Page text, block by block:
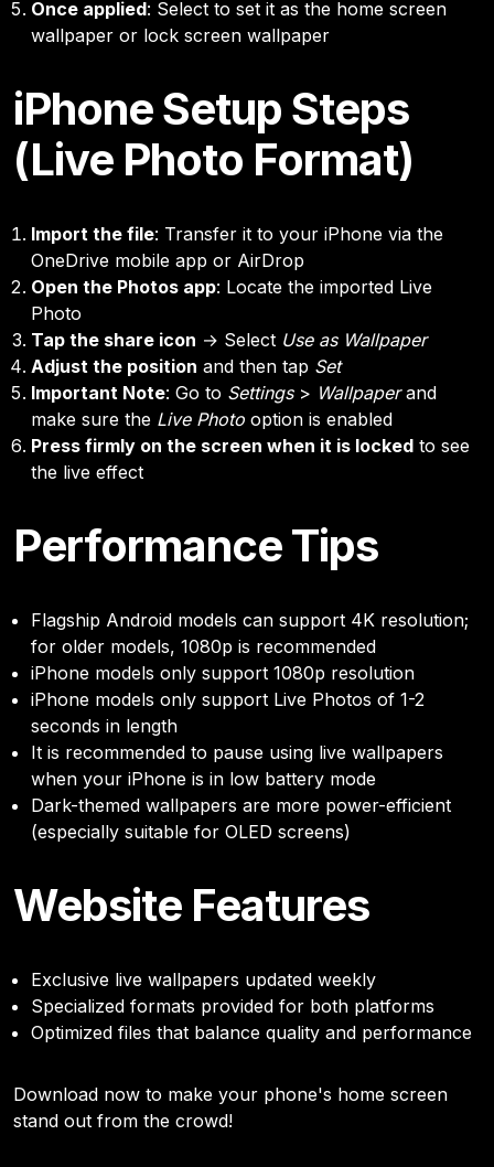
Once applied: Select to set it as the home screen
wallpaper or lock screen wallpaper
iPhone Setup Steps
(Live Photo Format)
Import the file: Transfer it to your iPhone via the
OneDrive mobile app or AirDrop
Open the Photos app: Locate the imported Live
Photo
Tap the share icon → Select Use as Wallpaper
Adjust the position and then tap Set
Important Note: Go to Settings> Wallpaperand
make sure the Live Photo option is enabled
Press firmly on the screen when it is locked to see
the live effect
Performance Tips
Flagship Android models can support 4K resolution;
for older models, 1080p is recommended
iPhone models only support 1080p resolution
iPhone models only support Live Photos of 1-2
seconds in length
It is recommended to pause using live wallpapers
when your iPhone is in low battery mode
Dark-themed wallpapers are more power-efficient
(especially suitable for OLED screens)
Website Features
Exclusive live wallpapers updated weekly
Specialized formats provided for both platforms
Optimized files that balance quality and performance
Download now to make your phone's home screen
stand out from the crowd!